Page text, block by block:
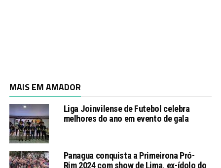
MAIS EM AMADOR
Liga Joinvilense de Futebol celebra
melhores do ano em evento de gala
Panagua conquista a Primeirona Pró-
Rim 2024 com show de Lima, ex-ídolo do